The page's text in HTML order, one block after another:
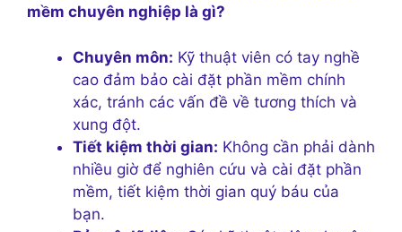
mềm chuyên nghiệp là gì?
Chuyên môn: Kỹ thuật viên có tay nghề
cao đảm bảo cài đặt phần mềm chính
xác, tránh các vấn đề về tương thích và
xung đột.
Tiết kiệm thời gian: Không cần phải dành
nhiều giờ để nghiên cứu và cài đặt phần
mềm, tiết kiệm thời gian quý báu của
bạn.